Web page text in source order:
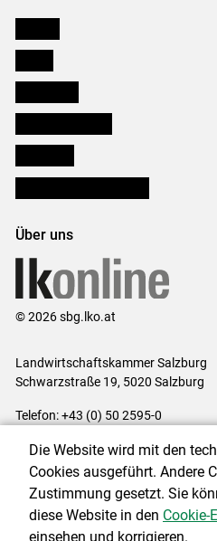
Über uns
© 2026 sbg.lko.at
Landwirtschaftskammer Salzburg
Schwarzstraße 19, 5020 Salzburg
Telefon: +43 (0) 50 2595-0
Impressum|Kontakt|
Cookie-Einstellungen
Die Website wird mit den
Cookies ausgeführt. Andere
Zustimmung gesetzt. Sie
diese Website in den Cookie-
einsehen und korrigieren.